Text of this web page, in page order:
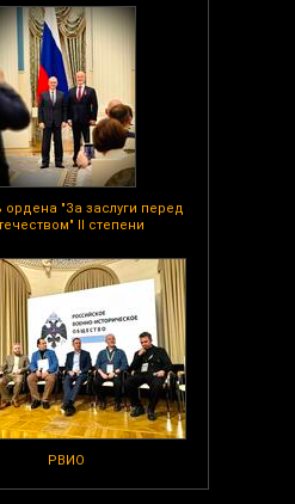
"За заслуги перед
II степени
РВИО